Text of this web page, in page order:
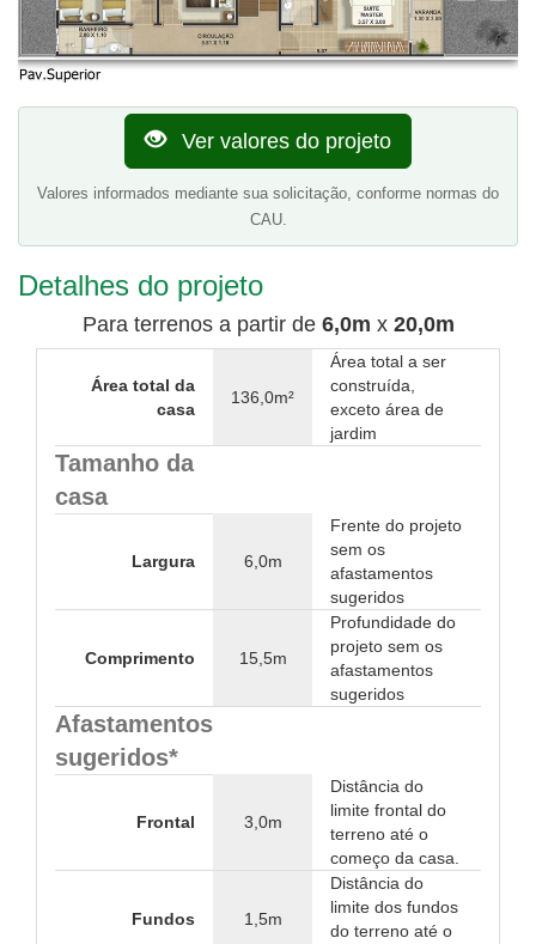
Ver valores do projeto
Valores informados mediante sua solicitação, conforme normas do
CAU.
Detalhes do projeto
Para terrenos a partir de 6,0m x 20,0m
Área total da
casa
136,0m²
Área total a ser
construída,
exceto área de
jardim
Tamanho da
casa
Largura 6,0m
Frente do projeto
sem os
afastamentos
sugeridos
Comprimento 15,5m
Profundidade do
projeto sem os
afastamentos
sugeridos
Afastamentos
sugeridos*
Frontal 3,0m
Distância do
limite frontal do
terreno até o
começo da casa.
Fundos 1,5m
Distância do
limite dos fundos
do terreno até o